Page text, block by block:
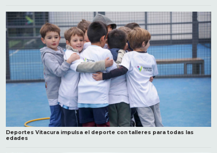
Deportes Vitacura impulsa el deporte con talleres para todas las
edades